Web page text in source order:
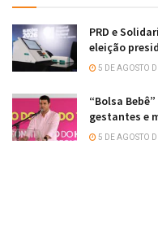
PRD e
eleição
5 DE AGOSTO
“Bolsa
gestantes e
5 DE AGOSTO